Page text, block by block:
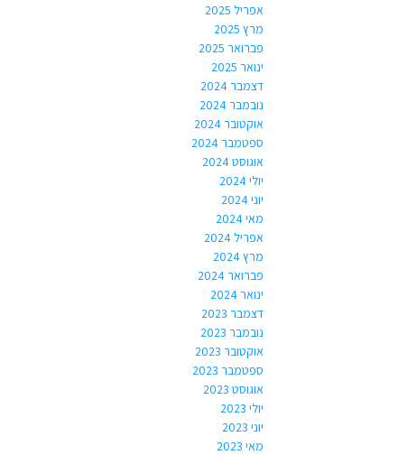
אפריל 2025
מרץ 2025
פברואר 2025
ינואר 2025
דצמבר 2024
נובמבר 2024
אוקטובר 2024
ספטמבר 2024
אוגוסט 2024
יולי 2024
יוני 2024
מאי 2024
אפריל 2024
מרץ 2024
פברואר 2024
ינואר 2024
דצמבר 2023
נובמבר 2023
אוקטובר 2023
ספטמבר 2023
אוגוסט 2023
יולי 2023
יוני 2023
מאי 2023